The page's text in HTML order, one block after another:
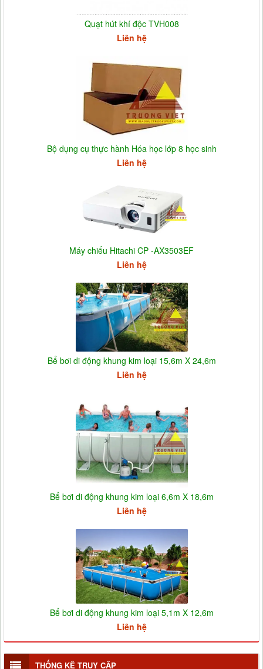
Quạt hút khí độc TVH008
Liên hệ
Bộ dụng cụ thực hành Hóa học lớp 8 học sinh
Liên hệ
Máy chiếu Hitachi CP -AX3503EF
Liên hệ
Bể bơi di động khung kim loại 15,6m X 24,6m
Liên hệ
Bể bơi di động khung kim loại 6,6m X 18,6m
Liên hệ
Bể bơi di động khung kim loại 5,1m X 12,6m
Liên hệ
THỐNG KÊ TRUY CẬP